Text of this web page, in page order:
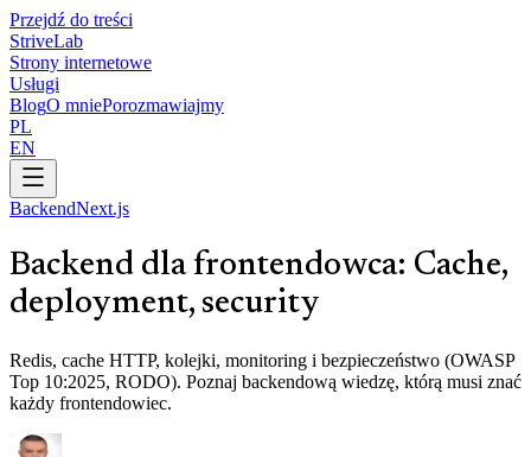
Przejdź do treści
StriveLab
Strony internetowe
Usługi
BlogO mniePorozmawiajmy
PL
EN
BackendNext.js
Backend dla frontendowca: Cache,
deployment, security
Redis, cache HTTP, kolejki, monitoring i bezpieczeństwo (OWASP
Top 10:2025, RODO). Poznaj backendową wiedzę, którą musi znać
każdy frontendowiec.